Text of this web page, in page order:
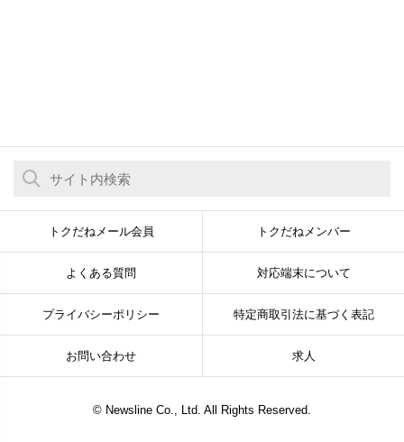
トクだねメール会員 トクだねメンバー
よくある質問 対応端末について
プライバシーポリシー 特定商取引法に基づく表記
お問い合わせ 求人
© Newsline Co., Ltd. All Rights Reserved.